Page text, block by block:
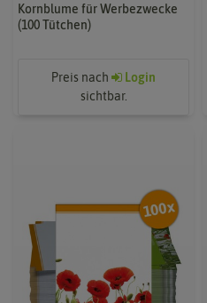
Kornblume für Werbezwecke
(100 Tütchen)
Preis nach
Login
sichtbar.